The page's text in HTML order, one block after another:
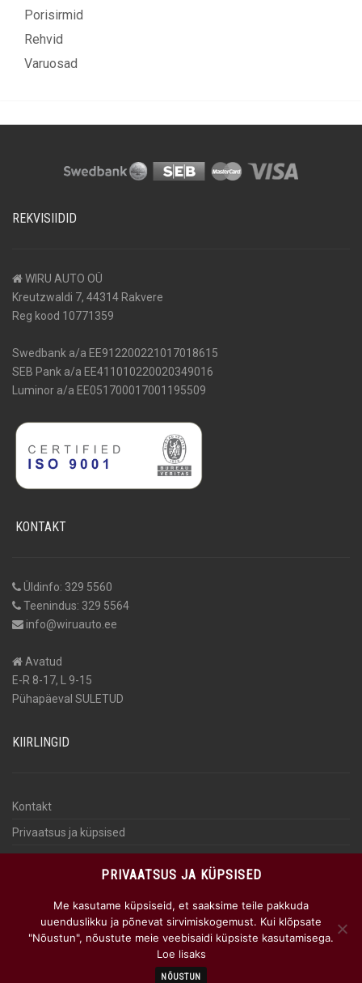
Porisirmid
Rehvid
Varuosad
REKVISIIDID
WIRU AUTO OÜ
Kreutzwaldi 7, 44314 Rakvere
Reg kood 10771359
Swedbank a/a EE912200221017018615
SEB Pank a/a EE411010220020349016
Luminor a/a EE051700017001195509
KONTAKT
Üldinfo: 329 5560
Teenindus: 329 5564
info@wiruauto.ee
Avatud
E-R 8-17, L 9-15
Pühapäeval SULETUD
KIIRLINGID
Kontakt
Privaatsus ja küpsised
AUTOMAKS
PRIVAATSUS JA KÜPSISED
Me kasutame küpsiseid, et saaksime teile pakkuda
uuenduslikku ja põnevat sirvimiskogemust. Kui klõpsate
"Nõustun", nõustute meie veebisaidi küpsiste kasutamisega.
Loe lisaks
NÕUSTUN